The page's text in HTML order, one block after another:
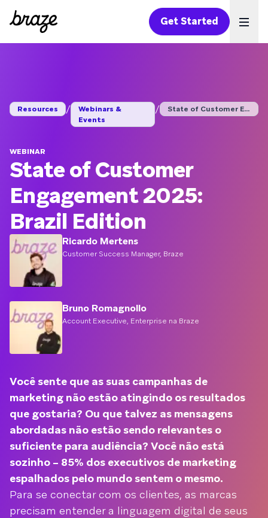
Get Started
Resources /
Webinars &
Events
/ State of Customer En...
WEBINAR
State of Customer
Engagement 2025:
Brazil Edition
Ricardo Mertens
Customer Success Manager, Braze
Bruno Romagnollo
Account Executive, Enterprise na Braze
Você sente que as suas campanhas de
marketing não estão atingindo os resultados
que gostaria? Ou que talvez as mensagens
abordadas não estão sendo relevantes o
suficiente para audiência? Você não está
sozinho – 85% dos executivos de marketing
espalhados pelo mundo sentem o mesmo.
Para se conectar com os clientes, as marcas
precisam entender a linguagem digital de seus